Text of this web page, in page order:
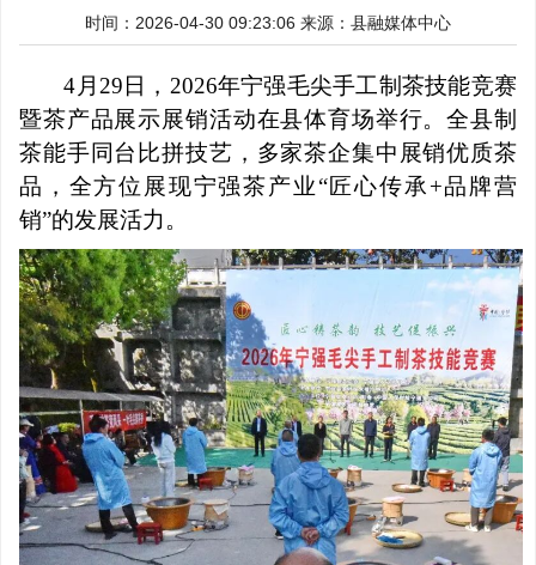
时间：2026-04-30 09:23:06 来源：县融媒体中心
4月29日，2026年宁强毛尖手工制茶技能竞赛
暨茶产品展示展销活动在县体育场举行。全县制
茶能手同台比拼技艺，多家茶企集中展销优质茶
品，全方位展现宁强茶产业“匠心传承+品牌营
销”的发展活力。